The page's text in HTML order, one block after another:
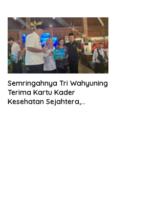
Semringahnya Tri Wahyuning
Terima Kartu Kader
Kesehatan Sejahtera,